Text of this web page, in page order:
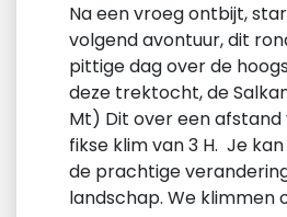
Na een vroeg ontbijt,
volgend avontuur, dit
pittige dag over de
deze trektocht, de
Mt) Dit over een afstand
fikse klim van 3 H. Je
de prachtige
landschap. We klimmen